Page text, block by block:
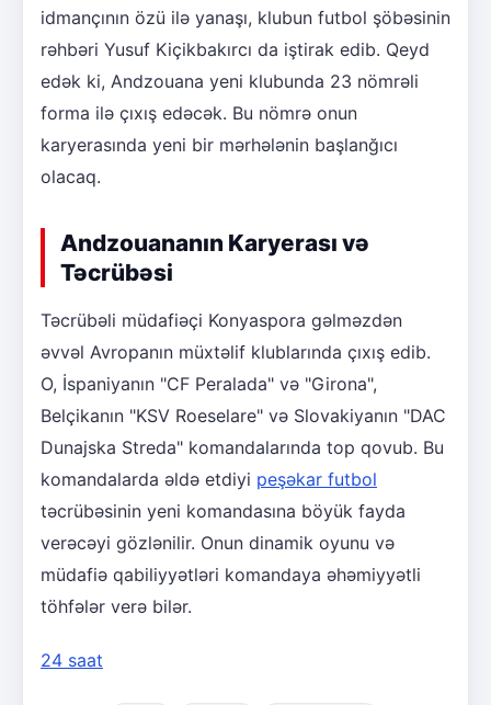
idmançının özü ilə yanaşı, klubun futbol şöbəsinin
rəhbəri Yusuf Kiçikbakırcı da iştirak edib. Qeyd
edək ki, Andzouana yeni klubunda 23 nömrəli
forma ilə çıxış edəcək. Bu nömrə onun
karyerasında yeni bir mərhələnin başlanğıcı
olacaq.
Andzouananın Karyerası və
Təcrübəsi
Təcrübəli müdafiəçi Konyaspora gəlməzdən
əvvəl Avropanın müxtəlif klublarında çıxış edib.
O, İspaniyanın "CF Peralada" və "Girona",
Belçikanın "KSV Roeselare" və Slovakiyanın "DAC
Dunajska Streda" komandalarında top qovub. Bu
komandalarda əldə etdiyi peşəkar futbol
təcrübəsinin yeni komandasına böyük fayda
verəcəyi gözlənilir. Onun dinamik oyunu və
müdafiə qabiliyyətləri komandaya əhəmiyyətli
töhfələr verə bilər.
24 saat